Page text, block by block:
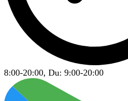
8:00-20:00, Du: 9:00-20:00